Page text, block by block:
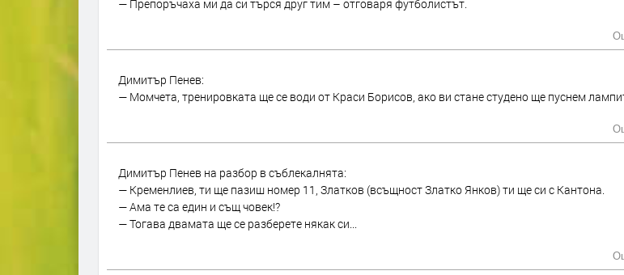
— Препоръчаха ми да си търся друг тим – отговаря футболистът.
Димитър Пенев:
— Момчета, тренировката ще се води от Краси Борисов, ако ви стане студено ще пуснем
Димитър Пенев на разбор в съблекалнята:
— Кременлиев, ти ще пазиш номер 11, Златков (всъщност Златко Янков) ти ще си с Кантона.
— Ама те са един и същ човек!?
— Тогава двамата ще се разберете някак си...